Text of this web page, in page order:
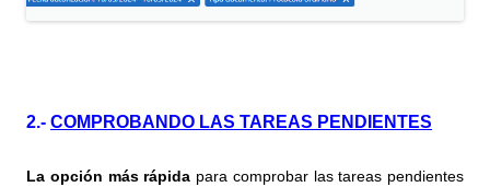
2.- COMPROBANDO LAS TAREAS PENDIENTES
La opción más rápida para comprobar las tareas pendientes